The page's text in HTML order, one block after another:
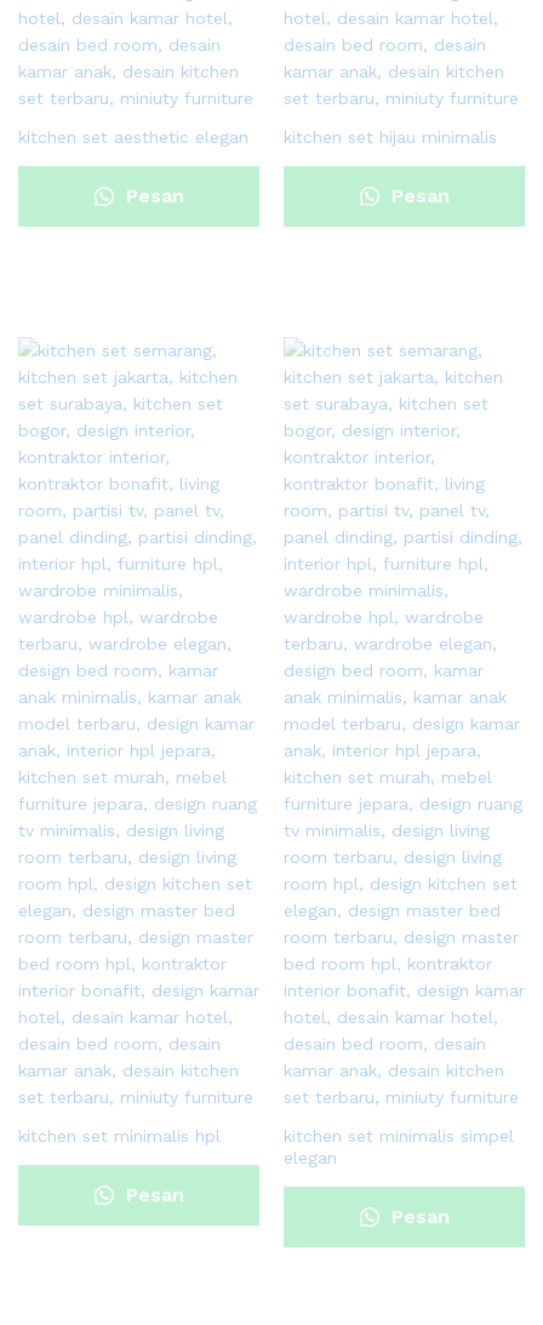
kitchen set aesthetic elegan
Pesan
kitchen set hijau minimalis
Pesan
kitchen set minimalis hpl
Pesan
kitchen set minimalis simpel
elegan
Pesan